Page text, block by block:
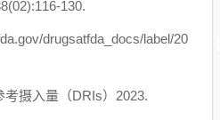
130.
drugsatfda_docs/label/20
摄入量（DRIs）2023.